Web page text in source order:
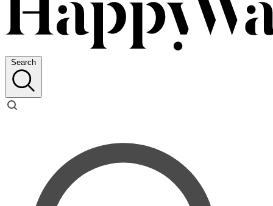
Search